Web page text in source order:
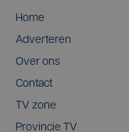
Home
Adverteren
Over ons
Contact
TV zone
Provincie TV